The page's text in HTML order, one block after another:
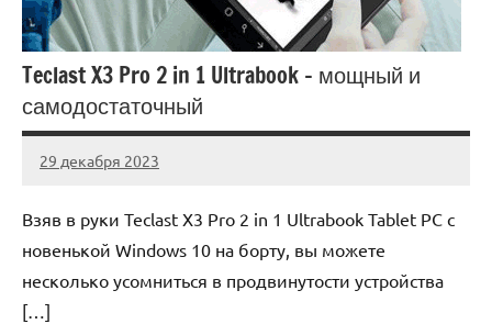
Teclast X3 Pro 2 in 1 Ultrabook – мощный и
самодостаточный
29 декабря 2023
novos_ti_ru
Нет
Взяв в руки Teclast X3 Pro 2 in 1 Ultrabook Tablet PC с
новенькой Windows 10 на борту, вы можете
несколько усомниться в продвинутости устройства
[…]